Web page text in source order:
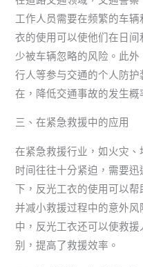
工作人员需要在频繁的车
衣的使用可以使他们在日
少被车辆忽略的风险。此外
行人等参与交通的个人防
在，降低交通事故的发生概
三、在紧急救援中的应用
在紧急救援行业，如火灾、
时间往往十分紧迫，需要
下，反光工衣的使用可以帮
并减小救援过程中的意外
中，反光工衣还可以使救
别，提高了救援效率。